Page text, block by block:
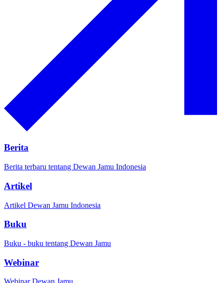
Berita
Berita terbaru tentang Dewan Jamu Indonesia
Artikel
Artikel Dewan Jamu Indonesia
Buku
Buku - buku tentang Dewan Jamu
Webinar